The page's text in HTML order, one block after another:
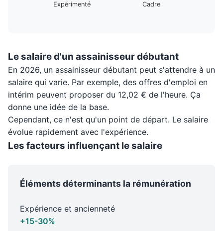
Expérimenté Cadre
Le salaire d'un assainisseur débutant
En 2026, un assainisseur débutant peut s'attendre à un
salaire qui varie. Par exemple, des offres d'emploi en
intérim peuvent proposer du 12,02 € de l'heure. Ça
donne une idée de la base.
Cependant, ce n'est qu'un point de départ. Le salaire
évolue rapidement avec l'expérience.
Les facteurs influençant le salaire
Éléments déterminants la rémunération
Expérience et ancienneté
+15-30%